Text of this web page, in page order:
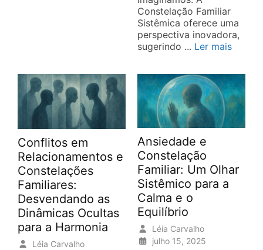
Constelação Familiar
Sistêmica oferece uma
perspectiva inovadora,
sugerindo ... Ler mais
Conflitos em
Relacionamentos e
Constelações
Familiares:
Desvendando as
Dinâmicas Ocultas
para a Harmonia
Léia Carvalho
Ansiedade e
Constelação
Familiar: Um Olhar
Sistêmico para a
Calma e o
Equilíbrio
Léia Carvalho
julho 15, 2025